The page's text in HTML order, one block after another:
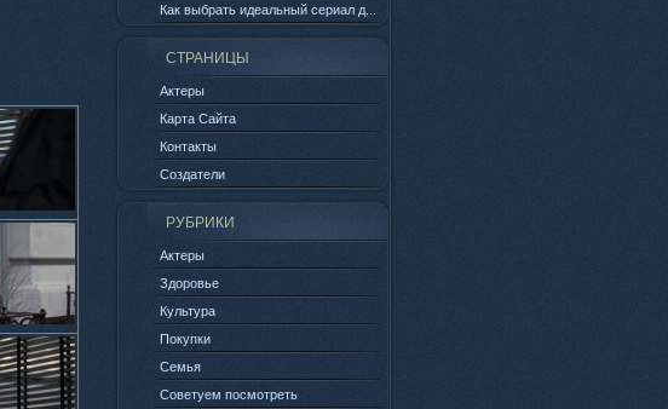
Как выбрать идеальный сериал д...
СТРАНИЦЫ
Актеры
Карта Сайта
Контакты
Создатели
РУБРИКИ
Актеры
Здоровье
Культура
Покупки
Семья
Советуем посмотреть